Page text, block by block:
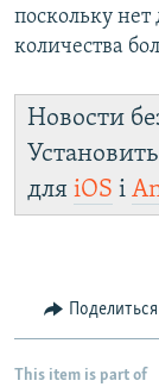
поскольку нет
количества
Новости
Установить
для iOS і
Поделиться
This item is part of